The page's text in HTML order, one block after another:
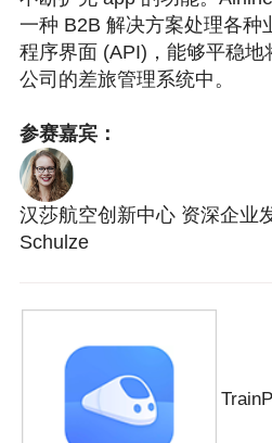
一种 B2B 解决方案处理各种
程序界面 (API)，能够平稳地
公司的差旅管理系统中。
参赛嘉宾：
汉莎航空创新中心 资深企业
Schulze